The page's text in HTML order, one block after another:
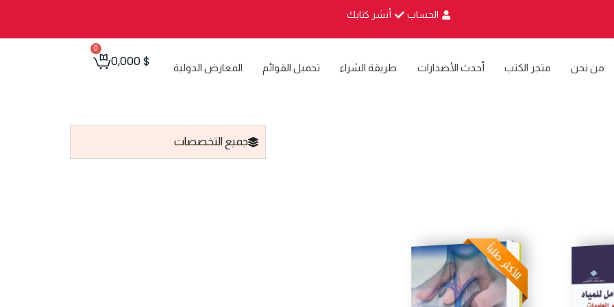
الحساب أنشر كتابك
من نحن متجر الكتب أحدث الأصدارات طريقة الشراء تحميل القوائم المعارض الدولية 0,000$
0
Cart
جميع التخصصات